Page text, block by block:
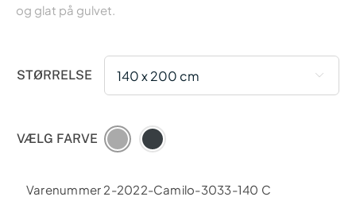
og glat på gulvet.
STØRRELSE 
VÆLG FARVE
Varenummer 2-2022-Camilo-3033-140 C